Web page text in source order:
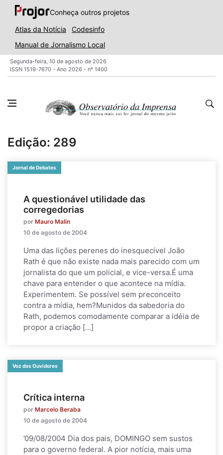
Conheça outros projetos
Atlas da Notícia
Codesinfo
Manual de Jornalismo Local
Segunda-feira, 10 de agosto de 2026
ISSN 1519-7670 - Ano 2026 - nº 1400
Edição: 289
Jornal de Debates
A questionável utilidade das
corregedorias
por Mauro Malin
10 de agosto de 2004
Uma das lições perenes do inesquecível João
Rath é que não existe nada mais parecido com um
jornalista do que um policial, e vice-versa.É uma
chave para entender o que acontece na mídia.
Experimentem. Se possível sem preconceito
contra a mídia, hem?Munidos da sabedoria do
Rath, podemos comodamente comparar a idéia de
propor a criação […]
Voz dos Ouvidores
Crítica interna
por Marcelo Beraba
10 de agosto de 2004
’09/08/2004 Dia dos pais, DOMINGO sem sustos
para o governo federal. A pior notícia, mais uma